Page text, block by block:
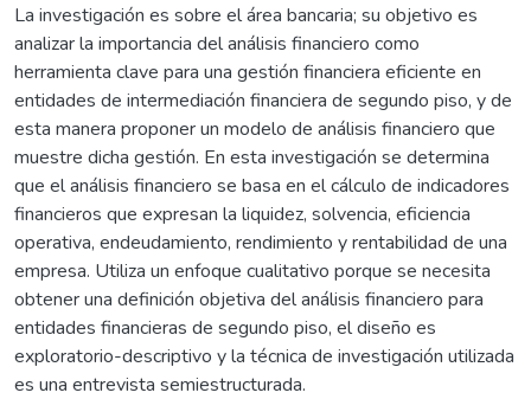
La investigación es sobre el área bancaria; su objetivo es
analizar la importancia del análisis financiero como
herramienta clave para una gestión financiera eficiente en
entidades de intermediación financiera de segundo piso, y de
esta manera proponer un modelo de análisis financiero que
muestre dicha gestión. En esta investigación se determina
que el análisis financiero se basa en el cálculo de indicadores
financieros que expresan la liquidez, solvencia, eficiencia
operativa, endeudamiento, rendimiento y rentabilidad de una
empresa. Utiliza un enfoque cualitativo porque se necesita
obtener una definición objetiva del análisis financiero para
entidades financieras de segundo piso, el diseño es
exploratorio-descriptivo y la técnica de investigación utilizada
es una entrevista semiestructurada.